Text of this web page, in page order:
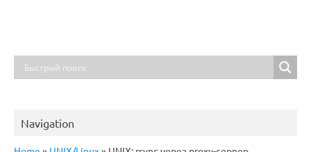
Navigation